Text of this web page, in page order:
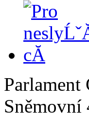
Parlament
Sněmovní